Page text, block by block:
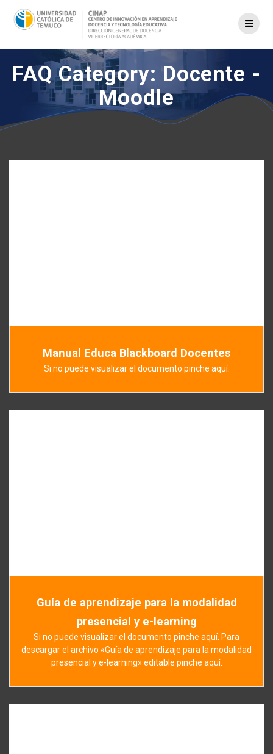
al
contenido
FAQ Category: Docente -
Moodle
Manual Educa Blackboard Docentes
Si no puede visualizar el documento pinche aquí.
Guía de aprendizaje para la modalidad
presencial y e-learning
Si no puede visualizar el documento pinche aquí. Para
descargar el archivo «Guía de aprendizaje para la modalidad
presencial y e-learning» editable pinche aquí.